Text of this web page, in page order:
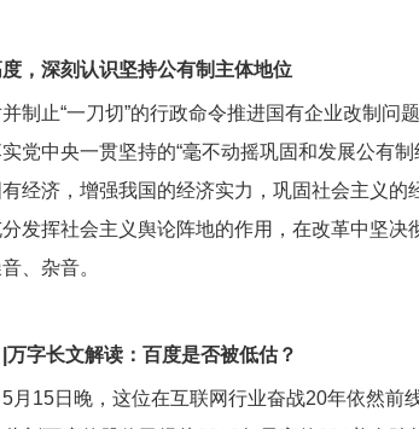
，深刻认识坚持公有制主体地位
制止“一刀切”的行政命令推进国有企业改制问
党中央一贯坚持的“毫不动摇巩固和发展公有
经济，增强我国的经济实力，巩固社会主义
发挥社会主义舆论阵地的作用，在改革中坚决
、杂音。
万字长文解读：百度是否被低估？
月15日晚，这位在互联网行业奋战20年依然前